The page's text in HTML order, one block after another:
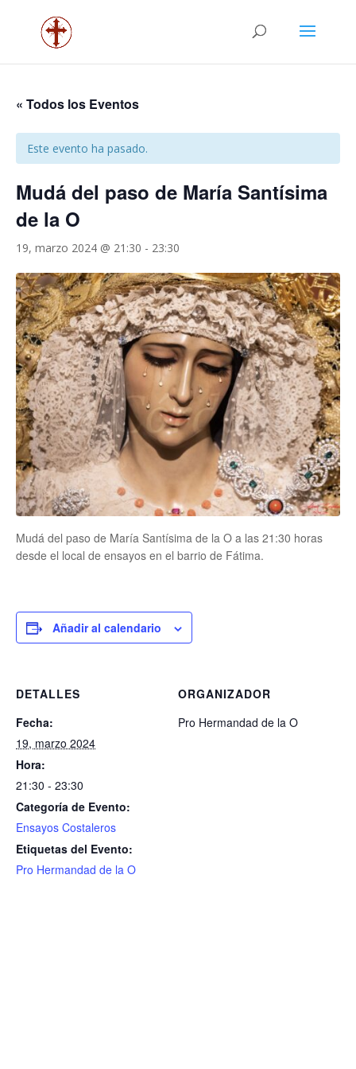
« Todos los Eventos
Este evento ha pasado.
Mudá del paso de María Santísima
de la O
19, marzo 2024 @ 21:30 - 23:30
Mudá del paso de María Santísima de la O a las 21:30 horas
desde el local de ensayos en el barrio de Fátima.
Añadir al calendario
DETALLES
Fecha:
19, marzo 2024
Hora:
21:30 - 23:30
Categoría de Evento:
Ensayos Costaleros
Etiquetas del Evento:
Pro Hermandad de la O
ORGANIZADOR
Pro Hermandad de la O